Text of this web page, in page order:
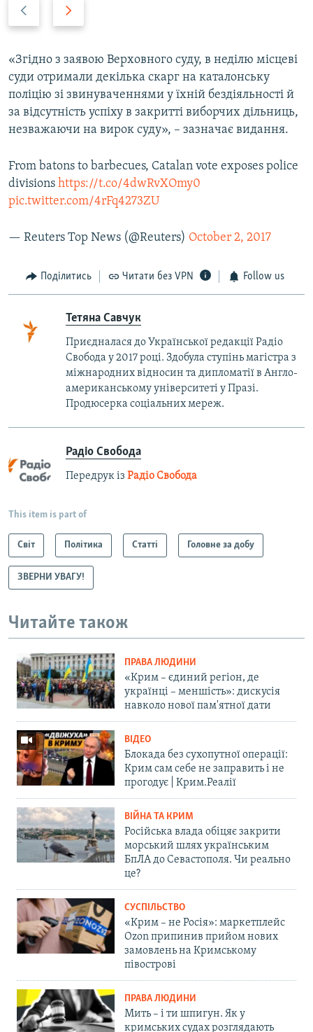
v
i
o
u
s
l
i
d
t
s
l
i
d
«Згідно з заявою Верховного суду, в неділю місцеві
суди отримали декілька скарг на каталонську
поліцію зі звинуваченнями у їхній бездіяльності й
за відсутність успіху в закритті виборчих дільниць,
незважаючи на вирок суду», – зазначає видання.
From batons to barbecues, Catalan vote exposes police
divisions https://t.co/4dwRvXOmy0
pic.twitter.com/4rFq4273ZU
— Reuters Top News (@Reuters) October 2, 2017
Поділитись Читати без VPN Follow us
Тетяна Савчук
Приєдналася до Української редакції Радіо
Свобода у 2017 році. Здобула ступінь магістра з
міжнародних відносин та дипломатії в Англо-
американському університеті у Празі.
Продюсерка соціальних мереж.
Радіо Свобода
Передрук із Радіо Свобода
This item is part of
Світ Політика Статті Головне за добу
ЗВЕРНИ УВАГУ!
Читайте також
ПРАВА ЛЮДИНИ
«Крим – єдиний регіон, де
українці – меншість»: дискусія
навколо нової пам'ятної дати
ВІДЕО
Блокада без сухопутної операції:
Крим сам себе не заправить і не
прогодує | Крим.Реалії
ВІЙНА ТА КРИМ
Російська влада обіцяє закрити
морський шлях українським
БпЛА до Севастополя. Чи реально
це?
СУСПІЛЬСТВО
«Крим – не Росія»: маркетплейс
Ozon припинив прийом нових
замовлень на Кримському
півострові
ПРАВА ЛЮДИНИ
Мить – і ти шпигун. Як у
кримських судах розглядають